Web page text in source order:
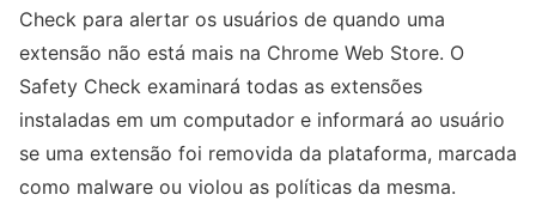
Check para alertar os usuários de quando uma
extensão não está mais na Chrome Web Store. O
Safety Check examinará todas as extensões
instaladas em um computador e informará ao usuário
se uma extensão foi removida da plataforma, marcada
como malware ou violou as políticas da mesma.